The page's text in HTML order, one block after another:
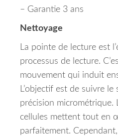
– Garantie 3 ans
Nettoyage
La pointe de lecture est
processus de lecture.
mouvement qui induit
L’objectif est de suivre le
précision micrométrique.
cellules mettent tout en
parfaitement.